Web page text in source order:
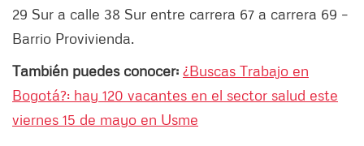
29 Sur a calle 38 Sur entre carrera 67 a carrera 69 –
Barrio Provivienda.
También puedes conocer: ¿Buscas Trabajo en
Bogotá?: hay 120 vacantes en el sector salud este
viernes 15 de mayo en Usme